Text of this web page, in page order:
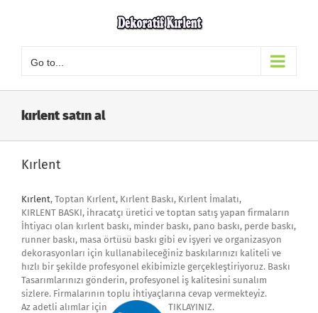
Go to...
kırlent satın al
Kırlent
Kırlent, Toptan Kırlent, Kırlent Baskı, Kırlent İmalatı,
KIRLENT BASKI, ihracatçı üretici ve toptan satış yapan firmaların
İhtiyacı olan kırlent baskı, minder baskı, pano baskı, perde baskı,
runner baskı, masa örtüsü baskı gibi ev işyeri ve organizasyon
dekorasyonları için kullanabileceğiniz baskılarınızı kaliteli ve
hızlı bir şekilde profesyonel ekibimizle gerçekleştiriyoruz. Baskı
Tasarımlarınızı gönderin, profesyonel iş kalitesini sunalım
sizlere. Firmalarının toplu ihtiyaçlarına cevap vermekteyiz.
Az adetli alımlar için
TIKLAYINIZ.